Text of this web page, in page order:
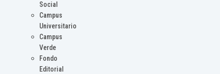
Social
Campus
Universitario
Campus
Verde
Fondo
Editorial